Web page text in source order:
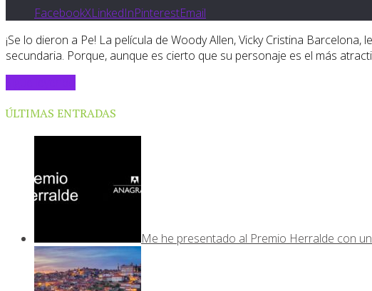
FacebookXLinkedInPinterestEmail
¡Se lo dieron a Pe! La película de Woody Allen, Vicky Cristina
secundaria. Porque, aunque es cierto que su personaje es el más
ÚLTIMAS ENTRADAS
Me he presentado al Premio Herralde con